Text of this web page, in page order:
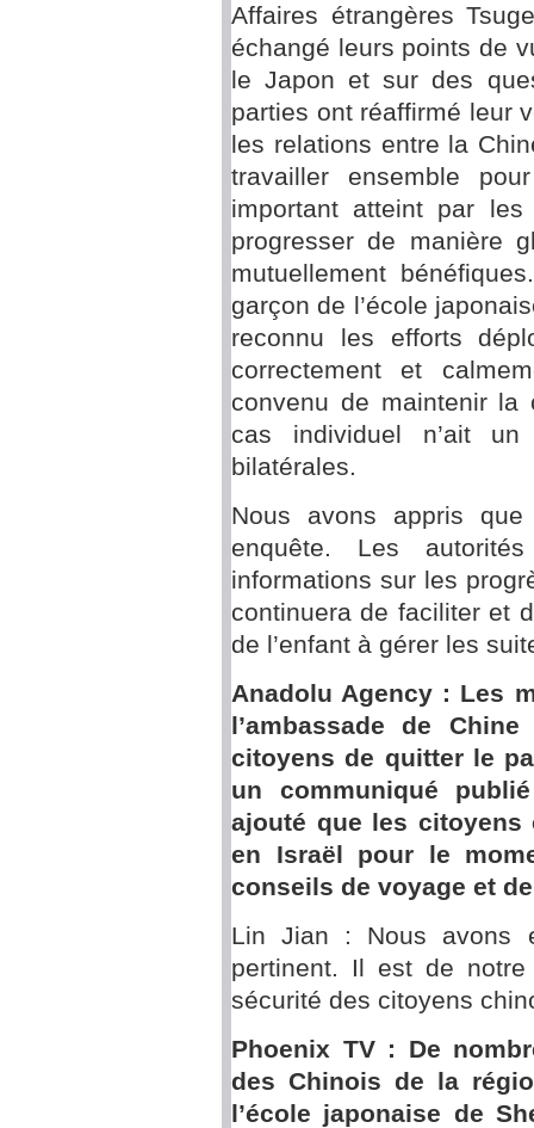
Affaires étrangères
échangé leurs points de
le Japon et sur des
parties ont réaffirmé leur
les relations entre la
travailler ensemble
important atteint par
progresser de manière
mutuellement
garçon de l’école
reconnu les efforts
correctement et
convenu de maintenir la
cas individuel n’ait
bilatérales.
Nous avons appris que
enquête. Les
informations sur les
continuera de faciliter et
de l’enfant à gérer les
Anadolu Agency : Les
l’ambassade de
citoyens de quitter le
un communiqué
ajouté que les citoyens
en Israël pour le
conseils de voyage et
Lin Jian : Nous avons
pertinent. Il est de
sécurité des citoyens
Phoenix TV : De
des Chinois de la
l’école japonaise de